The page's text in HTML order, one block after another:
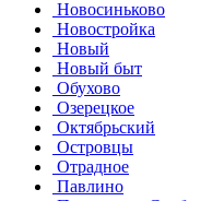
Новосиньково
Новостройка
Новый
Новый быт
Обухово
Озерецкое
Октябрьский
Островцы
Отрадное
Павлино